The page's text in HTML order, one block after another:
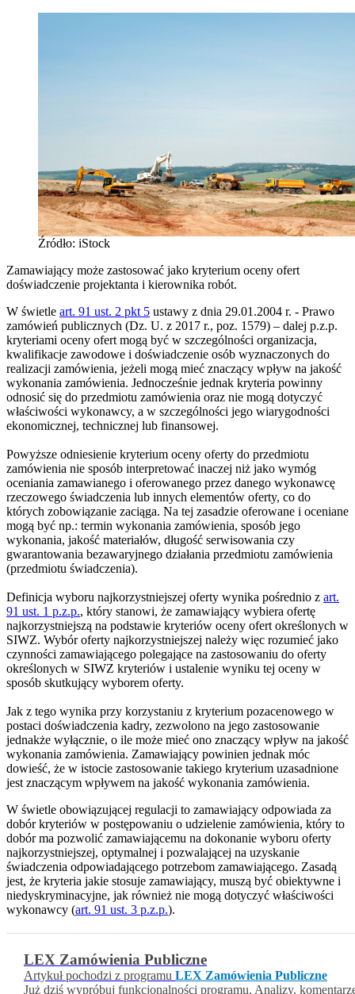
Źródło: iStock
Zamawiający może zastosować jako kryterium oceny ofert
doświadczenie projektanta i kierownika robót.
W świetle art. 91 ust. 2 pkt 5 ustawy z dnia 29.01.2004 r. - Prawo
zamówień publicznych (Dz. U. z 2017 r., poz. 1579) – dalej p.z.p.
kryteriami oceny ofert mogą być w szczególności organizacja,
kwalifikacje zawodowe i doświadczenie osób wyznaczonych do
realizacji zamówienia, jeżeli mogą mieć znaczący wpływ na jakość
wykonania zamówienia. Jednocześnie jednak kryteria powinny
odnosić się do przedmiotu zamówienia oraz nie mogą dotyczyć
właściwości wykonawcy, a w szczególności jego wiarygodności
ekonomicznej, technicznej lub finansowej.
Powyższe odniesienie kryterium oceny oferty do przedmiotu
zamówienia nie sposób interpretować inaczej niż jako wymóg
oceniania zamawianego i oferowanego przez danego wykonawcę
rzeczowego świadczenia lub innych elementów oferty, co do
których zobowiązanie zaciąga. Na tej zasadzie oferowane i oceniane
mogą być np.: termin wykonania zamówienia, sposób jego
wykonania, jakość materiałów, długość serwisowania czy
gwarantowania bezawaryjnego działania przedmiotu zamówienia
(przedmiotu świadczenia).
Definicja wyboru najkorzystniejszej oferty wynika pośrednio z art.
91 ust. 1 p.z.p., który stanowi, że zamawiający wybiera ofertę
najkorzystniejszą na podstawie kryteriów oceny ofert określonych w
SIWZ. Wybór oferty najkorzystniejszej należy więc rozumieć jako
czynności zamawiającego polegające na zastosowaniu do oferty
określonych w SIWZ kryteriów i ustalenie wyniku tej oceny w
sposób skutkujący wyborem oferty.
Jak z tego wynika przy korzystaniu z kryterium pozacenowego w
postaci doświadczenia kadry, zezwolono na jego zastosowanie
jednakże wyłącznie, o ile może mieć ono znaczący wpływ na jakość
wykonania zamówienia. Zamawiający powinien jednak móc
dowieść, że w istocie zastosowanie takiego kryterium uzasadnione
jest znaczącym wpływem na jakość wykonania zamówienia.
W świetle obowiązującej regulacji to zamawiający odpowiada za
dobór kryteriów w postępowaniu o udzielenie zamówienia, który to
dobór ma pozwolić zamawiającemu na dokonanie wyboru oferty
najkorzystniejszej, optymalnej i pozwalającej na uzyskanie
świadczenia odpowiadającego potrzebom zamawiającego. Zasadą
jest, że kryteria jakie stosuje zamawiający, muszą być obiektywne i
niedyskryminacyjne, jak również nie mogą dotyczyć właściwości
wykonawcy (art. 91 ust. 3 p.z.p.).
LEX Zamówienia Publiczne
Artykuł pochodzi z programu LEX Zamówienia Publiczne
Już dziś wypróbuj funkcjonalności programu. Analizy,